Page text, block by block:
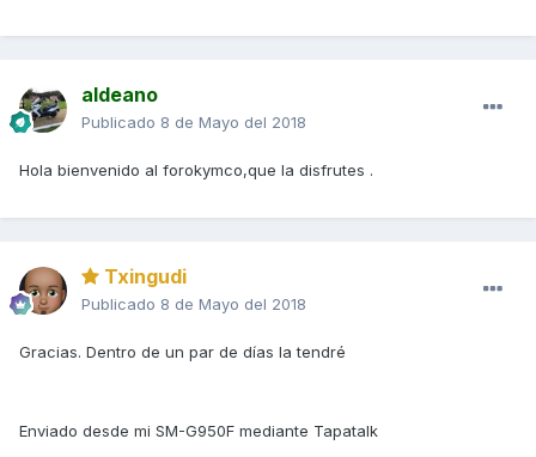
aldeano
Publicado 8 de Mayo del 2018
Hola bienvenido al forokymco,que la disfrutes .
Txingudi
Publicado 8 de Mayo del 2018
Gracias. Dentro de un par de días la tendré
Enviado desde mi SM-G950F mediante Tapatalk